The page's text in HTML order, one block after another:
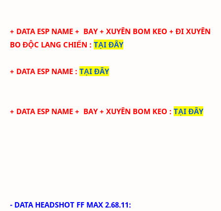
+ DATA ESP NAME + BAY + XUYÊN BOM KEO + ĐI XUYÊN
BO ĐỘC LANG CHIẾN : TẠI ĐÂY
+ DATA ESP NAME : TẠI ĐÂY
+ DATA ESP NAME + BAY + XUYÊN BOM KEO : TẠI ĐÂY
- DATA HEADSHOT FF MAX 2.68.11: